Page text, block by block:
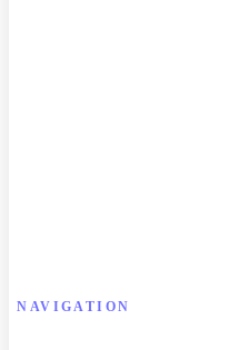
NAVIGATION